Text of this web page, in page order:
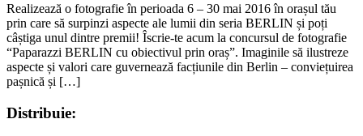
Realizează o fotografie în perioada 6 – 30 mai 2016 în orașul tău
prin care să surpinzi aspecte ale lumii din seria BERLIN și poți
câștiga unul dintre premii! Îscrie-te acum la concursul de fotografie
“Paparazzi BERLIN cu obiectivul prin oraș”. Imaginile să ilustreze
aspecte și valori care guvernează facțiunile din Berlin – conviețuirea
pașnică și […]
Distribuie: